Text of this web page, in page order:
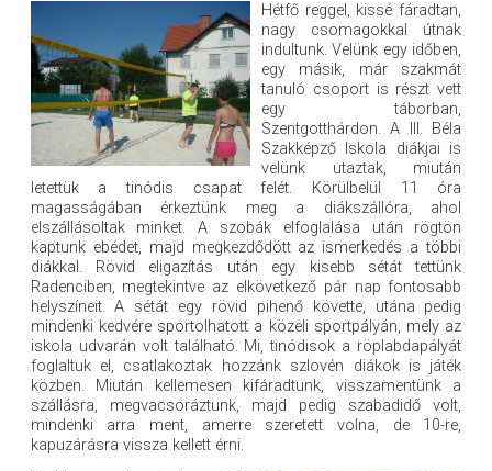
Hétfő reggel, kissé fáradtan,
nagy csomagokkal útnak
indultunk. Velünk egy időben,
egy másik, már szakmát
tanuló csoport is részt vett
egy táborban,
Szentgotthárdon. A III. Béla
Szakképző Iskola diákjai is
velünk utaztak, miután
letettük a tinódis csapat felét. Körülbelül 11 óra
magasságában érkeztünk meg a diákszállóra, ahol
elszállásoltak minket. A szobák elfoglalása után rögtön
kaptunk ebédet, majd megkezdődött az ismerkedés a többi
diákkal. Rövid eligazítás után egy kisebb sétát tettünk
Radenciben, megtekintve az elkövetkező pár nap fontosabb
helyszíneit. A sétát egy rövid pihenő követte, utána pedig
mindenki kedvére sportolhatott a közeli sportpályán, mely az
iskola udvarán volt található. Mi, tinódisok a röplabdapályát
foglaltuk el, csatlakoztak hozzánk szlovén diákok is játék
közben. Miután kellemesen kifáradtunk, visszamentünk a
szállásra, megvacsoráztunk, majd pedig szabadidő volt,
mindenki arra ment, amerre szeretett volna, de 10-re,
kapuzárásra vissza kellett érni.